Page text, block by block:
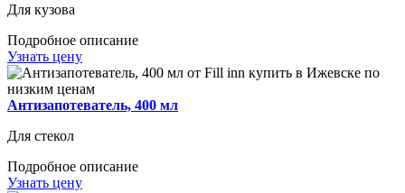
Для кузова
Подробное описание
Узнать цену
Антизапотеватель, 400 мл
Для стекол
Подробное описание
Узнать цену